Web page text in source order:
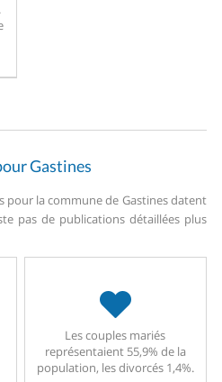
Gastines
pour la commune de Gastines datent
pas de publications détaillées plus
Les couples mariés
représentaient 55,9% de la
population, les divorcés 1,4%.